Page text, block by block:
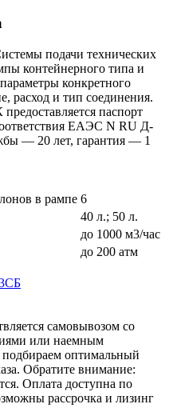
подачи технических
контейнерного типа и
конкретного
расход и тип соединения.
паспорт
ЕАЭС N RU Д-
— 20 лет, гарантия — 1
в рампе 6
40 л.; 50 л.
до 1000 м3/час
до 200 атм
самовывозом со
или наемным
оптимальный
Обратите внимание:
Оплата доступна по
рассрочка и лизинг